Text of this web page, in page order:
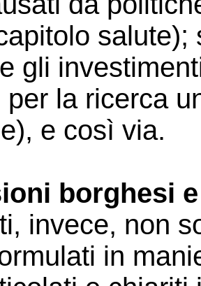
gli
per la ricerca
e così via.
borghesi
invece, non
in